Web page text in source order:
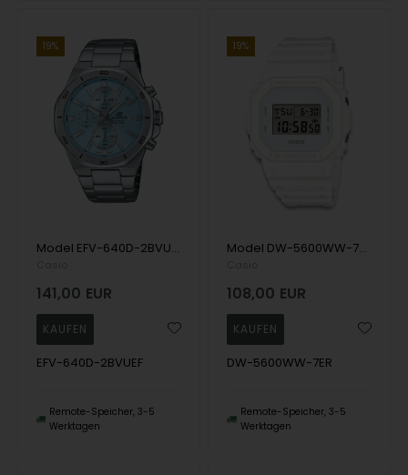
19%
Model EFV-640D-2BVUEF Casio Casio Edifice Casio Herren uhr
141,00 EUR
EFV-640D-2BVUEF
Remote-Speicher, 3-5
Werktagen
19%
Model DW-5600WW-7ER Casio G-Shock 5600 Casio Quartz Herren uhr
108,00 EUR
DW-5600WW-7ER
Remote-Speicher, 3-5
Werktagen